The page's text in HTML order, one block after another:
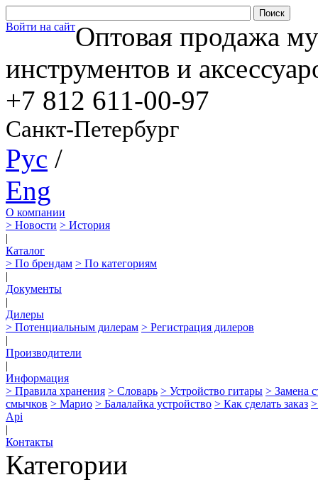
Войти на сайтОптовая продажа
инструментов и
+7 812 611-00-97
Санкт-Петербург
Рус /
Eng
О компании
> Новости > История
|
Каталог
> По брендам > По категориям
|
Документы
|
Дилеры
> Потенциальным дилерам > Регистрация дилеров
|
Производители
|
Информация
> Правила хранения > Словарь > Устройство гитары > Замена
смычков > Марио > Балалайка устройство > Как сделать заказ
Api
|
Контакты
Категории